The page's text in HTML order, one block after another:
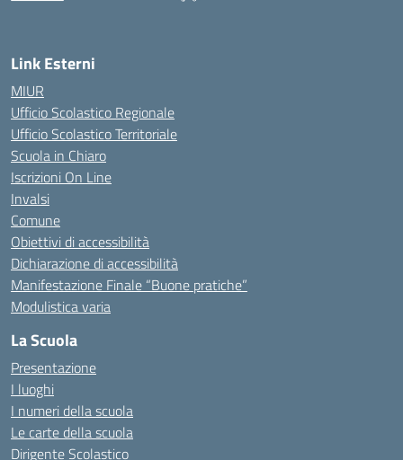
Link Esterni
MIUR
Ufficio Scolastico Regionale
Ufficio Scolastico Territoriale
Scuola in Chiaro
Iscrizioni On Line
Invalsi
Comune
Obiettivi di accessibilità
Dichiarazione di accessibilità
Manifestazione Finale “Buone pratiche”
Modulistica varia
La Scuola
Presentazione
I luoghi
I numeri della scuola
Le carte della scuola
Dirigente Scolastico